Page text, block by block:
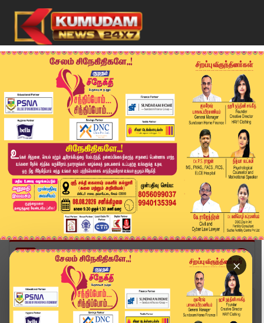
×
Home
வீடியோ ஸ்டோரி
BREAKING : தெருநாய் வழக்கின் உச்சநீதிமன்றம் மீண...